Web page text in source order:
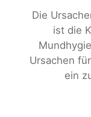
Die
ist die
Ursachen
ein